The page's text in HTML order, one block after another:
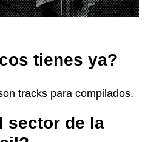
tienes ya?
tracks para compilados.
sector de la